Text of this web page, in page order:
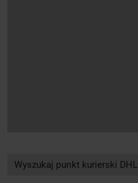
Wyszukaj punkt kurierski DHL